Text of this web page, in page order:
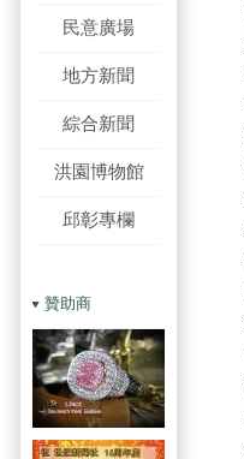
民意廣場
地方新聞
綜合新聞
洪園博物館
邱彰專欄
贊助商